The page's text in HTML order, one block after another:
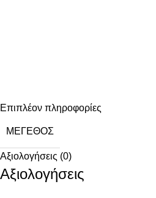
Επιπλέον πληροφορίες
ΜΈΓΕΘΟΣ
Αξιολογήσεις (0)
Αξιολογήσεις